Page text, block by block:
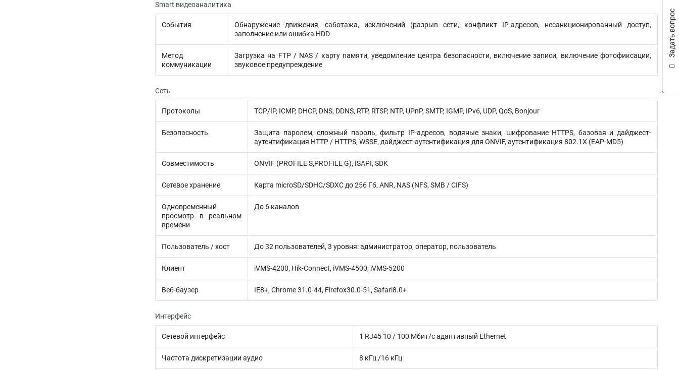
Smart видеоаналитика
События
Обнаружение движения, саботажа, исключений (разрыв сети, конфликт IP-адресов, несанкционированный доступ,
заполнение или ошибка HDD
Метод
коммуникации
Загрузка на FTP / NAS / карту памяти, уведомление центра безопасности, включение записи, включение фотофиксации,
звуковое предупреждение
Сеть
Протоколы TCP/IP, ICMP, DHCP, DNS, DDNS, RTP, RTSP, NTP, UPnP, SMTP, IGMP, IPv6, UDP, QoS, Bonjour
Безопасность
Защита паролем, сложный пароль, фильтр IP-адресов, водяные знаки, шифрование HTTPS, базовая и дайджест-
аутентификация HTTP / HTTPS, WSSE, дайджест-аутентификация для ONVIF, аутентификация 802.1X (EAP-MD5)
Совместимость ONVIF (PROFILE S,PROFILE G), ISAPI, SDK
Сетевое хранение Карта microSD/SDHC/SDXC до 256 Гб, ANR, NAS (NFS, SMB / CIFS)
Одновременный
просмотр в реальном
времени
До 6 каналов
Пользователь / хост До 32 пользователей, 3 уровня: администратор, оператор, пользователь
Клиент iVMS-4200, Hik-Connect, iVMS-4500, iVMS-5200
Веб-баузер IE8+, Chrome 31.0-44, Firefox30.0-51, Safari8.0+
Интерфейс
Сетевой интерфейс 1 RJ45 10 / 100 Мбит/с адаптивный Ethernet
Частота дискретизации аудио 8 кГц /16 кГц
Задать вопрос